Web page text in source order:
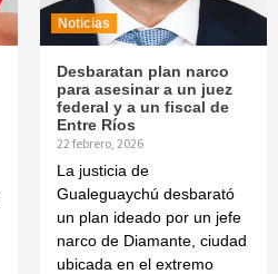
Noticias
Desbaratan plan narco
para asesinar a un juez
federal y a un fiscal de
Entre Ríos
22 febrero, 2026
La justicia de
Gualeguaychú desbarató
un plan ideado por un jefe
narco de Diamante, ciudad
ubicada en el extremo